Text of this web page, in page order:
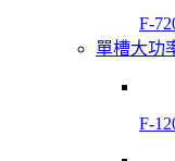
F-
單槽大功
F-